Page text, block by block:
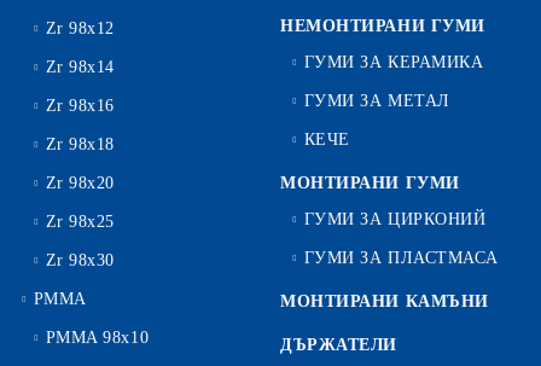
Zr 98x12
Zr 98x14
Zr 98x16
Zr 98x18
Zr 98x20
Zr 98x25
Zr 98x30
PMMA
PMMA 98x10
НЕМОНТИРАНИ ГУМИ
ГУМИ ЗА КЕРАМИКА
ГУМИ ЗА МЕТАЛ
КЕЧЕ
МОНТИРАНИ ГУМИ
ГУМИ ЗА ЦИРКОНИЙ
ГУМИ ЗА ПЛАСТМАСА
МОНТИРАНИ КАМЪНИ
ДЪРЖАТЕЛИ